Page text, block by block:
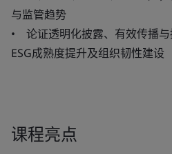
与监管趋势
• 论证透明化披露、有效传播
ESG成熟度提升及组织韧性建设
课程亮点